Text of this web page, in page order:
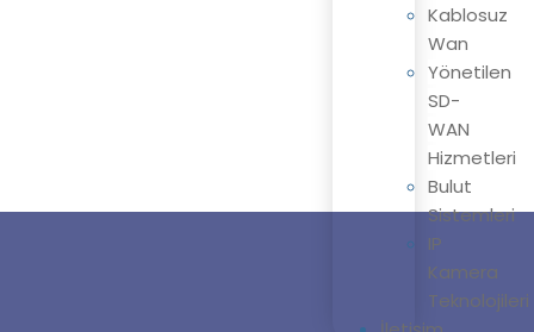
Kablosuz
Wan
Yönetilen
SD-
WAN
Hizmetleri
Bulut
Sistemleri
IP
Kamera
Teknolojileri